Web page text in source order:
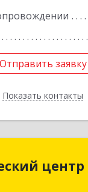
Отправить заявку
Показать контакты
Отправить заявку
Назад
обл,